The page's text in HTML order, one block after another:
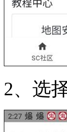
2、选